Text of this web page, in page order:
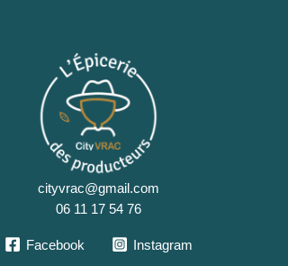
cityvrac@gmail.com
06 11 17 54 76
Facebook Instagram